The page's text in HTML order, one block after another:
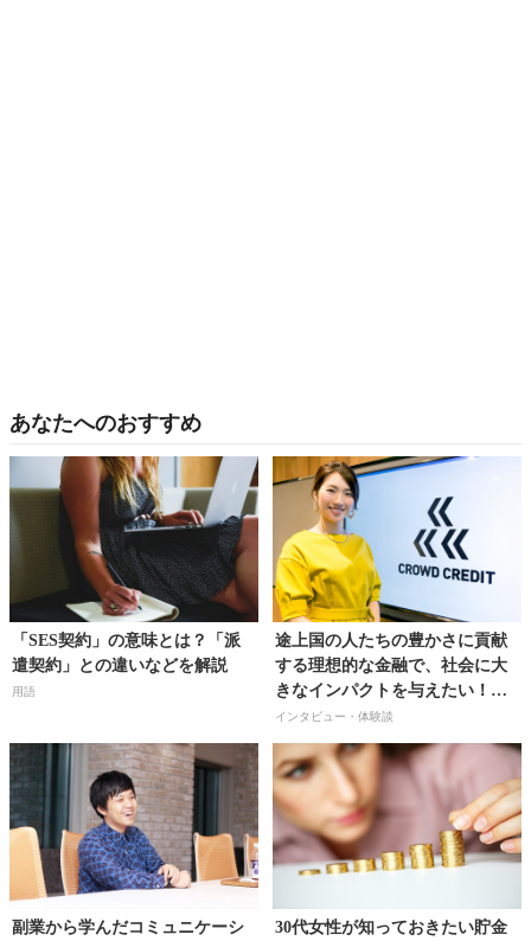
あなたへのおすすめ
「SES契約」の意味とは？「派
遣契約」との違いなどを解説
用語
途上国の人たちの豊かさに貢献
する理想的な金融で、社会に大
きなインパクトを与えたい！
【クラウドクレジット株式会社
広報／水野綾香さん】
インタビュー・体験談
副業から学んだコミュニケーシ
30代女性が知っておきたい貯金